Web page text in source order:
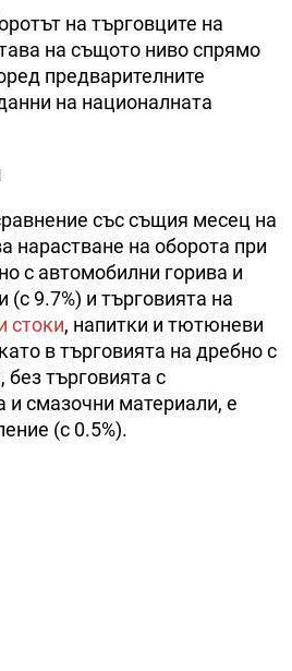
на търговците на
на същото ниво спрямо
предварителните
на националната
със същия месец на
нарастване на оборота при
с автомобилни горива и
9.7%) и търговията на
стоки, напитки и тютюневи
в търговията на дребно с
без търговията с
и смазочни материали, е
(с 0.5%).